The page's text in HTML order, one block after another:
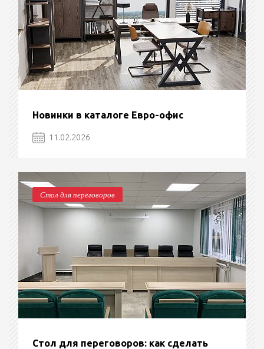
Новинки в каталоге Евро-офис
11.02.2026
Стол для переговоров
Стол для переговоров: как сделать